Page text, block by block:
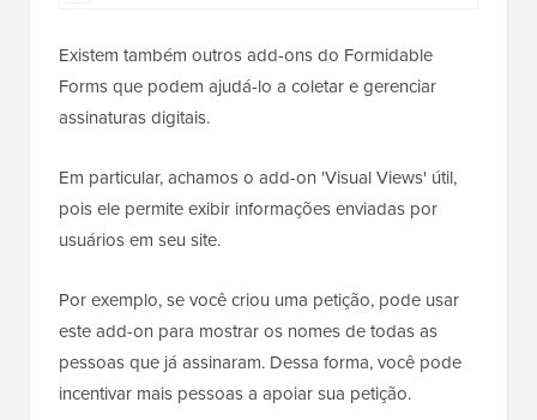
Existem também outros add-ons do Formidable
Forms que podem ajudá-lo a coletar e gerenciar
assinaturas digitais.
Em particular, achamos o add-on 'Visual Views' útil,
pois ele permite exibir informações enviadas por
usuários em seu site.
Por exemplo, se você criou uma petição, pode usar
este add-on para mostrar os nomes de todas as
pessoas que já assinaram. Dessa forma, você pode
incentivar mais pessoas a apoiar sua petição.